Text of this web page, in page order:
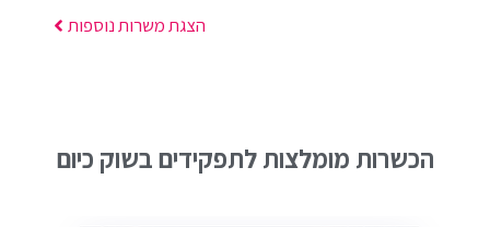
הצגת משרות נוספות
הכשרות מומלצות לתפקידים בשוק כיום